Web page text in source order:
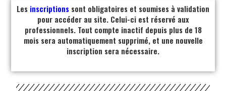
Les inscriptions sont obligatoires et soumises à validation
pour accéder au site. Celui-ci est réservé aux
professionnels. Tout compte inactif depuis plus de 18
mois sera automatiquement supprimé, et une nouvelle
inscription sera nécessaire.